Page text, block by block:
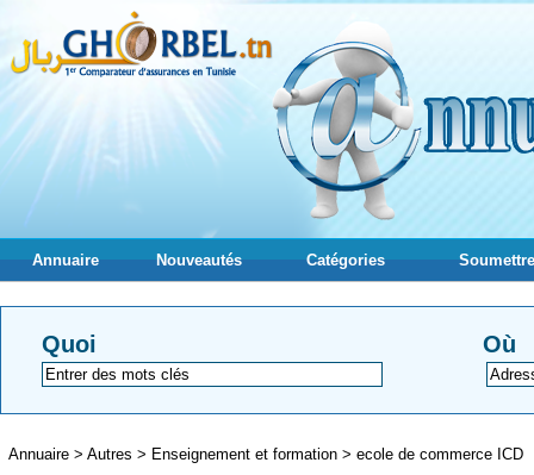
Annuaire Nouveautés Catégories
Quoi Où
Annuaire > Autres > Enseignement et formation > ecole de commerce ICD